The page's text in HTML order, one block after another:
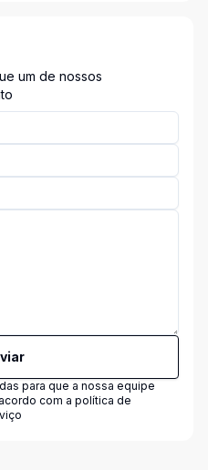
um de nossos
para que a nossa equipe
com a política de